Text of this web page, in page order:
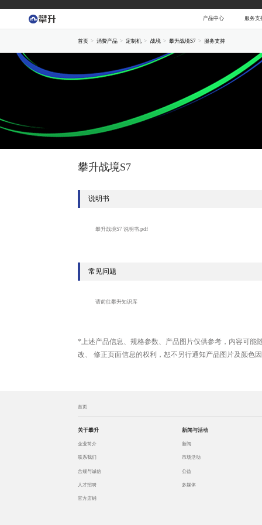
产品中心 服务支
首页 消费产品 定制机 战境 攀升战境S7 服务支持
攀升战境S7
说明书
攀升战境S7 说明书.pdf
常见问题
请前往攀升知识库
*上述产品信息、规格参数、产品图片仅供参考，内容可能
改、 修正页面信息的权利，恕不另行通知产品图片及颜色
首页
关于攀升
企业简介
联系我们
合规与诚信
人才招聘
官方店铺
新闻与活动
新闻
市场活动
公益
多媒体